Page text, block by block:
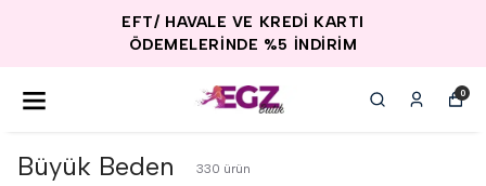
EFT/ HAVALE VE KREDİ KARTI
ÖDEMELERİNDE %5 İNDİRİM
0
Büyük Beden 330 ürün